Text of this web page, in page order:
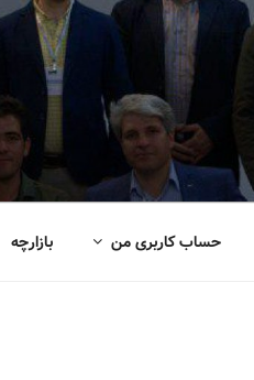
حساب کاربری من بازارچه